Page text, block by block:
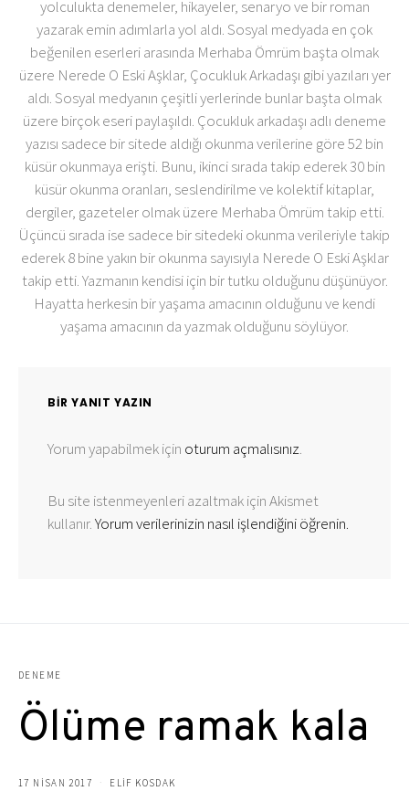
yolculukta denemeler, hikayeler, senaryo ve bir roman
yazarak emin adımlarla yol aldı. Sosyal medyada en çok
beğenilen eserleri arasında Merhaba Ömrüm başta olmak
üzere Nerede O Eski Aşklar, Çocukluk Arkadaşı gibi yazıları yer
aldı. Sosyal medyanın çeşitli yerlerinde bunlar başta olmak
üzere birçok eseri paylaşıldı. Çocukluk arkadaşı adlı deneme
yazısı sadece bir sitede aldığı okunma verilerine göre 52 bin
küsür okunmaya erişti. Bunu, ikinci sırada takip ederek 30 bin
küsür okunma oranları, seslendirilme ve kolektif kitaplar,
dergiler, gazeteler olmak üzere Merhaba Ömrüm takip etti.
Üçüncü sırada ise sadece bir sitedeki okunma verileriyle takip
ederek 8 bine yakın bir okunma sayısıyla Nerede O Eski Aşklar
takip etti. Yazmanın kendisi için bir tutku olduğunu düşünüyor.
Hayatta herkesin bir yaşama amacının olduğunu ve kendi
yaşama amacının da yazmak olduğunu söylüyor.
BIR YANIT YAZIN
Yorum yapabilmek için oturum açmalısınız.
Bu site istenmeyenleri azaltmak için Akismet
kullanır.Yorum verilerinizin nasıl işlendiğini öğrenin.
DENEME
Ölüme ramak kala
17 NISAN 2017 ELIF KOSDAK